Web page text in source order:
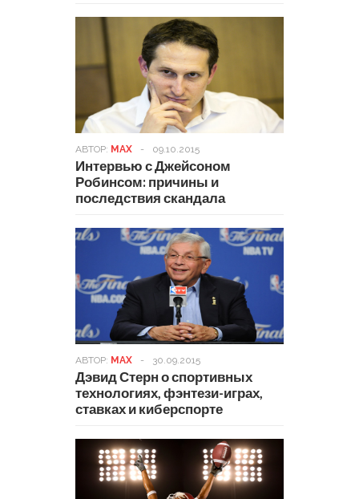
АВТОР: MAX - 09.10.2015
Интервью с Джейсоном
Робинсом: причины и
последствия скандала
АВТОР: MAX - 30.09.2015
Дэвид Стерн о спортивных
технологиях, фэнтези-играх,
ставках и киберспорте